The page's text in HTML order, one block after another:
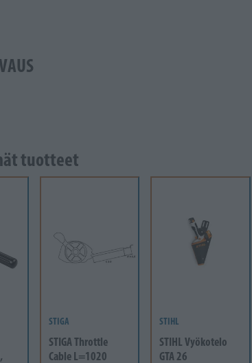
tuotteet
STIGA
STIGA Throttle
Cable L=1020
STIHL
STIHL Vyökotelo
GTA 26